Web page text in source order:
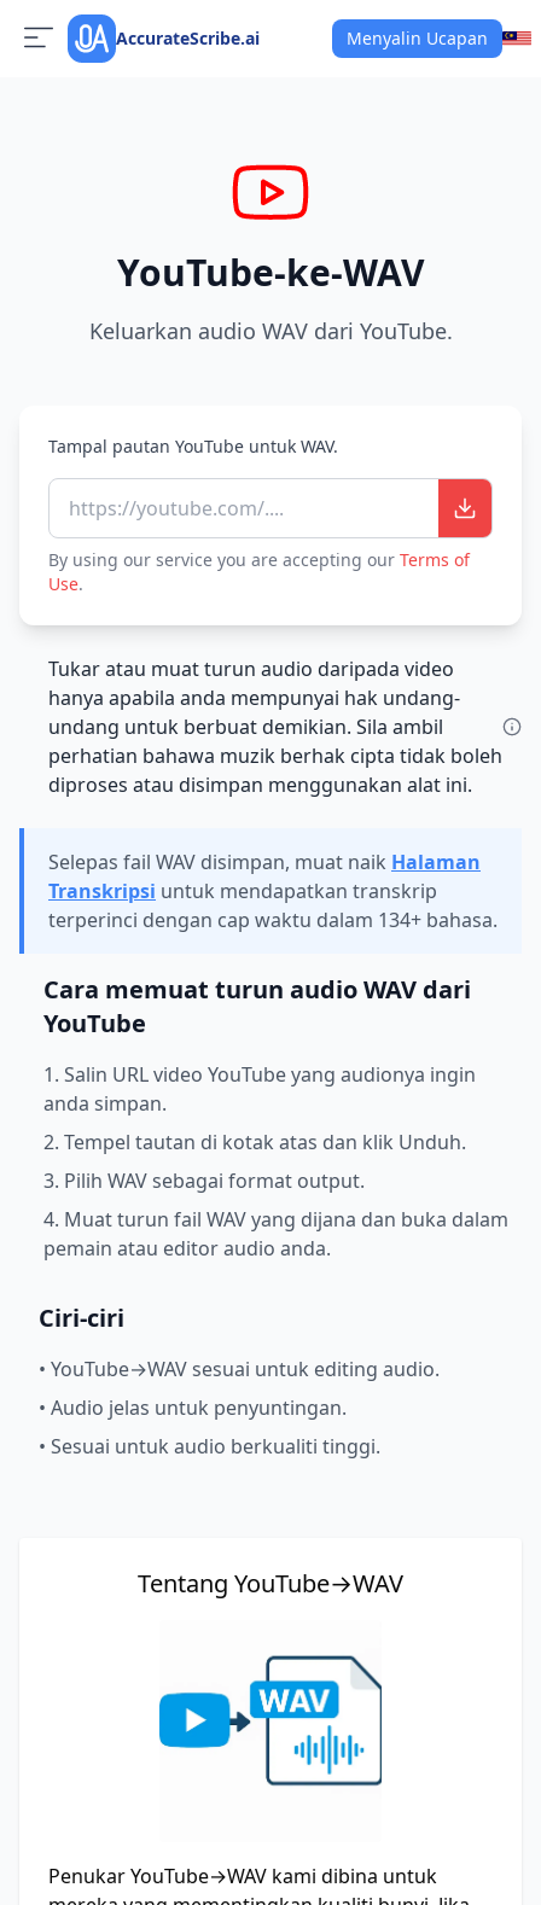
AccurateScribe.ai Menyalin Ucapan
YouTube-ke-WAV
Keluarkan audio WAV dari YouTube.
Tampal pautan YouTube untuk WAV.
https://youtube.com/....
By using our service you are accepting our Terms of
Use.
Tukar atau muat turun audio daripada video
hanya apabila anda mempunyai hak undang-
undang untuk berbuat demikian. Sila ambil
perhatian bahawa muzik berhak cipta tidak boleh
diproses atau disimpan menggunakan alat ini.
Selepas fail WAV disimpan, muat naik Halaman
Transkripsi untuk mendapatkan transkrip
terperinci dengan cap waktu dalam 134+ bahasa.
Cara memuat turun audio WAV dari
YouTube
1. Salin URL video YouTube yang audionya ingin
anda simpan.
2. Tempel tautan di kotak atas dan klik Unduh.
3. Pilih WAV sebagai format output.
4. Muat turun fail WAV yang dijana dan buka dalam
pemain atau editor audio anda.
Ciri-ciri
• YouTube→WAV sesuai untuk editing audio.
• Audio jelas untuk penyuntingan.
• Sesuai untuk audio berkualiti tinggi.
Tentang YouTube→WAV
Penukar YouTube→WAV kami dibina untuk